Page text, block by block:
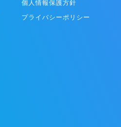
個人情報保護方針
プライバシーポリシー